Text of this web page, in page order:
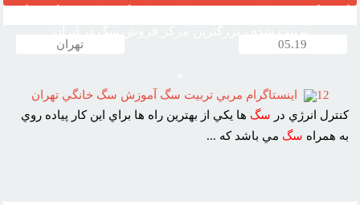
05.19 تهران
12
اينستاگرام مربي تربيت سگ آموزش سگ خانگي تهران
کنترل انرژي در سگ ها يکي از بهترين راه ها براي اين کار پياده روي
به همراه سگ مي باشد که ...